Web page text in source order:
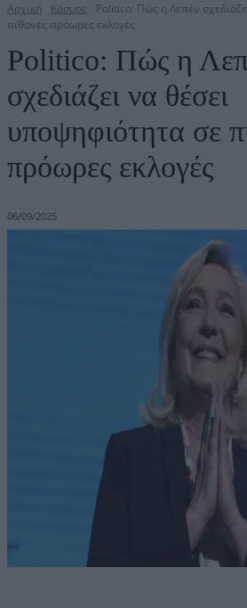
Αρχική Κόσμος
Politico: Πώς η Λεπέν
πιθανές πρόωρες εκλογές
Politico: Πώς η
σχεδιάζει να θέσει
υποψηφιότητα σε
πρόωρες εκλογές
06/09/2025